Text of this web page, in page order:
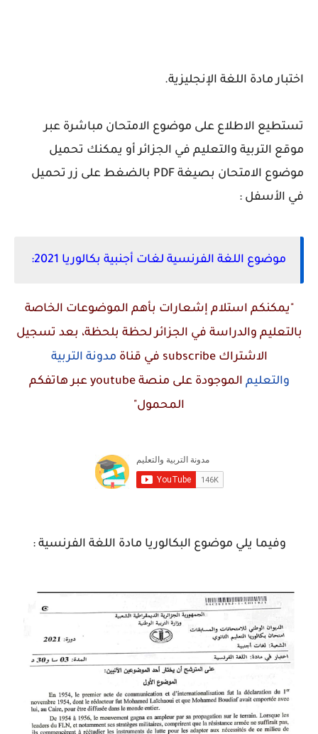
اختبار مادة اللغة الإنجليزية.
تستطيع الاطلاع على موضوع الامتحان مباشرة عبر
موقع التربية والتعليم في الجزائر أو يمكنك تحميل
موضوع الامتحان بصيغة PDF بالضغط على زر تحميل
في الأسفل :
موضوع اللغة الفرنسية لغات أجنبية بكالوريا 2021:
"يمكنكم استلام إشعارات بأهم الموضوعات الخاصة
بالتعليم والدراسة في الجزائر لحظة بلحظة، بعد تسجيل
الاشتراكsubscribe في قناة مدونة التربية
والتعليم الموجودة على منصةyoutube عبر هاتفكم
المحمول"
وفيما يلي موضوع البكالوريا مادة اللغة الفرنسية :